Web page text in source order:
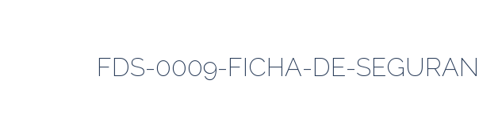
FDS-0009-FICHA-DE-